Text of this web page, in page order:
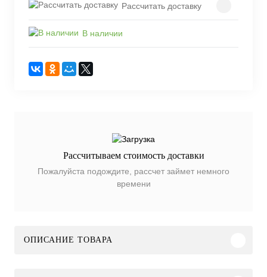
Рассчитать доставку
В наличии
Рассчитываем стоимость доставки
Пожалуйста подождите, рассчет займет немного
времени
ОПИСАНИЕ ТОВАРА